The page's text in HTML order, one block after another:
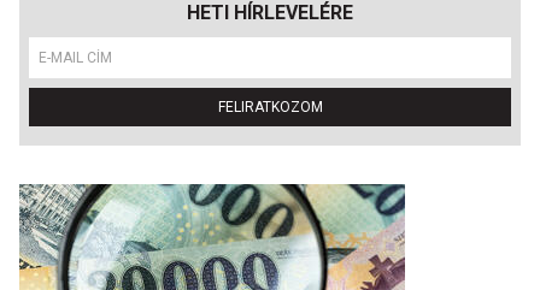
HETI HÍRLEVELÉRE
FELIRATKOZOM